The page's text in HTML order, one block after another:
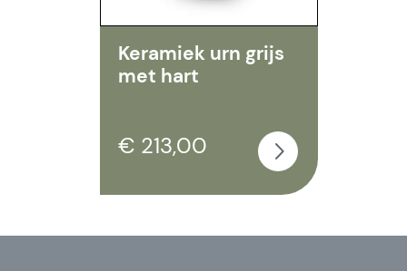
Keramiek urn grijs
met hart
€ 213,00